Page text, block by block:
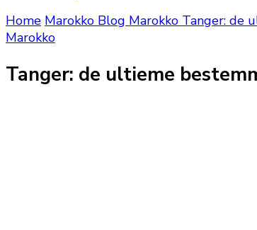
Home Marokko Blog Marokko Tanger: de
Marokko
Tanger: de ultieme